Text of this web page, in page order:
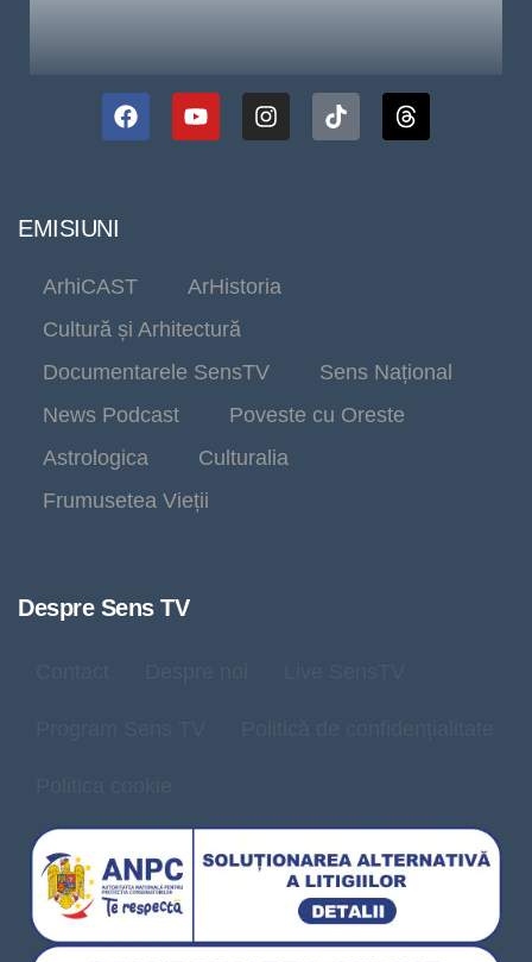
EMISIUNI
ArhiCAST
ArHistoria
Cultură și Arhitectură
Documentarele SensTV
Sens Național
News Podcast
Poveste cu Oreste
Astrologica
Culturalia
Frumusetea Vieții
Despre Sens TV